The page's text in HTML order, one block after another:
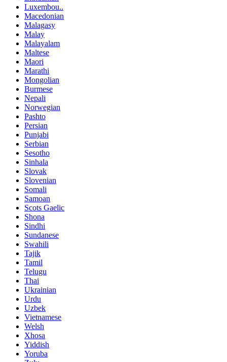
Luxembou..
Macedonian
Malagasy
Malay
Malayalam
Maltese
Maori
Marathi
Mongolian
Burmese
Nepali
Norwegian
Pashto
Persian
Punjabi
Serbian
Sesotho
Sinhala
Slovak
Slovenian
Somali
Samoan
Scots Gaelic
Shona
Sindhi
Sundanese
Swahili
Tajik
Tamil
Telugu
Thai
Ukrainian
Urdu
Uzbek
Vietnamese
Welsh
Xhosa
Yiddish
Yoruba